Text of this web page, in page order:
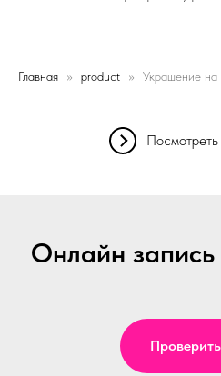
Главная product Украшение на
Посмотреть
Онлайн